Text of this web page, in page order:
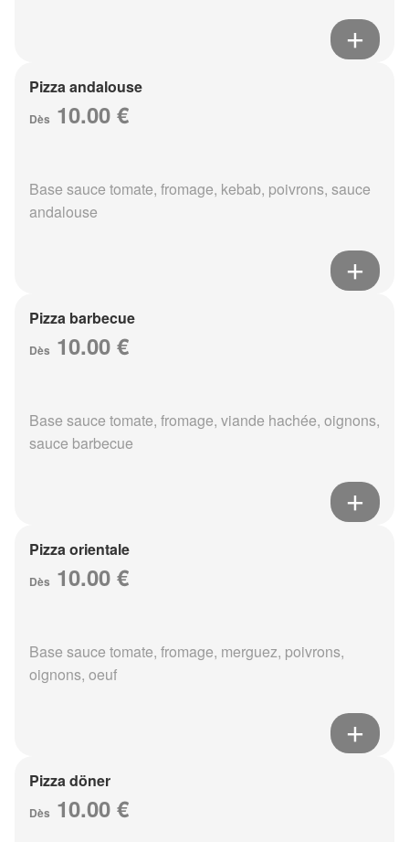
Pizza andalouse
Dès 10.00 €
Base sauce tomate, fromage, kebab, poivrons, sauce
andalouse
Pizza barbecue
Dès 10.00 €
Base sauce tomate, fromage, viande hachée, oignons,
sauce barbecue
Pizza orientale
Dès 10.00 €
Base sauce tomate, fromage, merguez, poivrons,
oignons, oeuf
Pizza döner
Dès 10.00 €